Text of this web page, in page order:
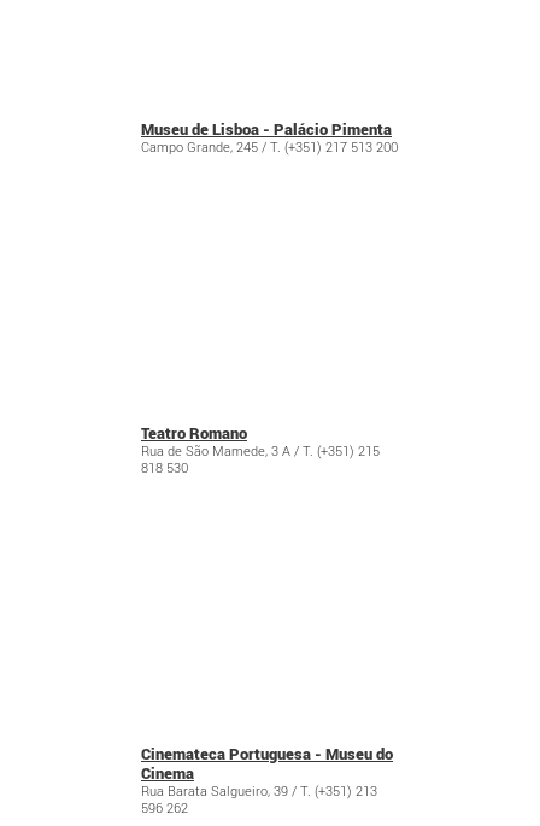
Museu de Lisboa - Palácio Pimenta
Campo Grande, 245 / T. (+351) 217 513 200
Teatro Romano
Rua de São Mamede, 3 A / T. (+351) 215
818 530
Cinemateca Portuguesa - Museu do
Cinema
Rua Barata Salgueiro, 39 / T. (+351) 213
596 262